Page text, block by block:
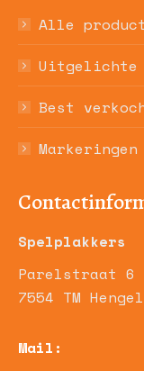
Alle
Uitgelichte
Best
Markeringen
Spelplakkers
Parelstraat 6
7554 TM
Mail: